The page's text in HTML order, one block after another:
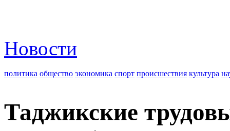
Новости
политика общество экономика спорт происшествия культура
Таджикские